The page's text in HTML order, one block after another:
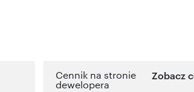
Cennik na stronie
dewelopera
Zobacz